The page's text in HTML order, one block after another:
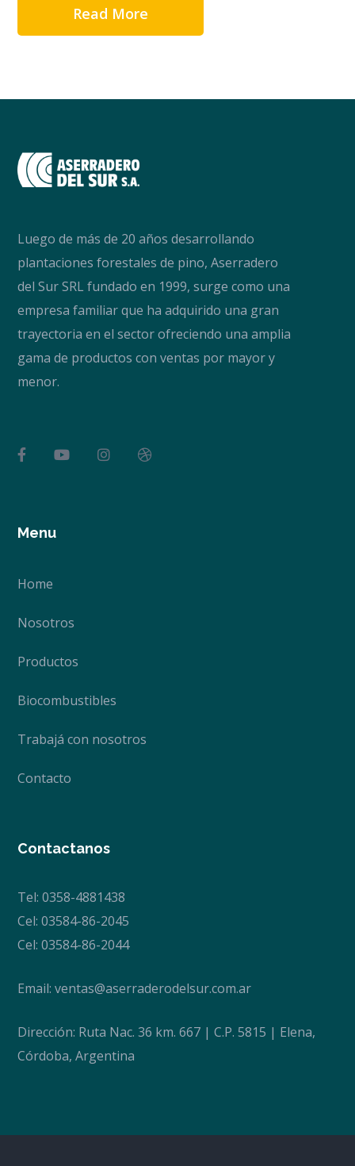
Read More
Luego de más de 20 años desarrollando
plantaciones forestales de pino, Aserradero
del Sur SRL fundado en 1999, surge como una
empresa familiar que ha adquirido una gran
trayectoria en el sector ofreciendo una amplia
gama de productos con ventas por mayor y
menor.
Menu
Home
Nosotros
Productos
Biocombustibles
Trabajá con nosotros
Contacto
Contactanos
Tel: 0358-4881438
Cel: 03584-86-2045
Cel: 03584-86-2044
Email:ventas@aserraderodelsur.com.ar
Dirección: Ruta Nac. 36 km. 667 | C.P. 5815 | Elena,
Córdoba, Argentina